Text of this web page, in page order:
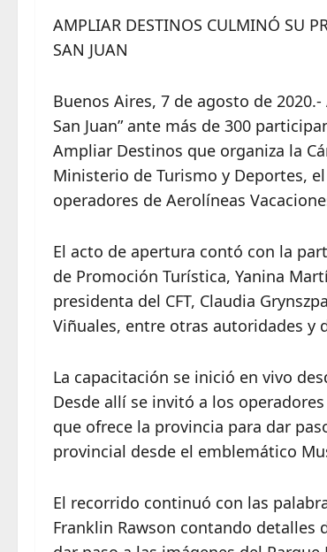
AMPLIAR DESTINOS CULMINÓ SU
SAN JUAN
Buenos Aires, 7 de agosto de
San Juan” ante más de 300
Ampliar Destinos que organiza la
Ministerio de Turismo y Deportes,
operadores de Aerolíneas
El acto de apertura contó con la
de Promoción Turística, Yanina
presidenta del CFT, Claudia
Viñuales, entre otras autoridades y
La capacitación se inició en vivo
Desde allí se invitó a los
que ofrece la provincia para dar
provincial desde el emblemático
El recorrido continuó con las
Franklin Rawson contando detalles